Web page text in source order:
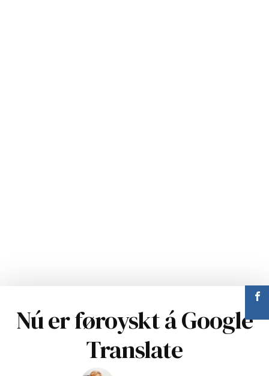
Nú er føroyskt á Google
Translate